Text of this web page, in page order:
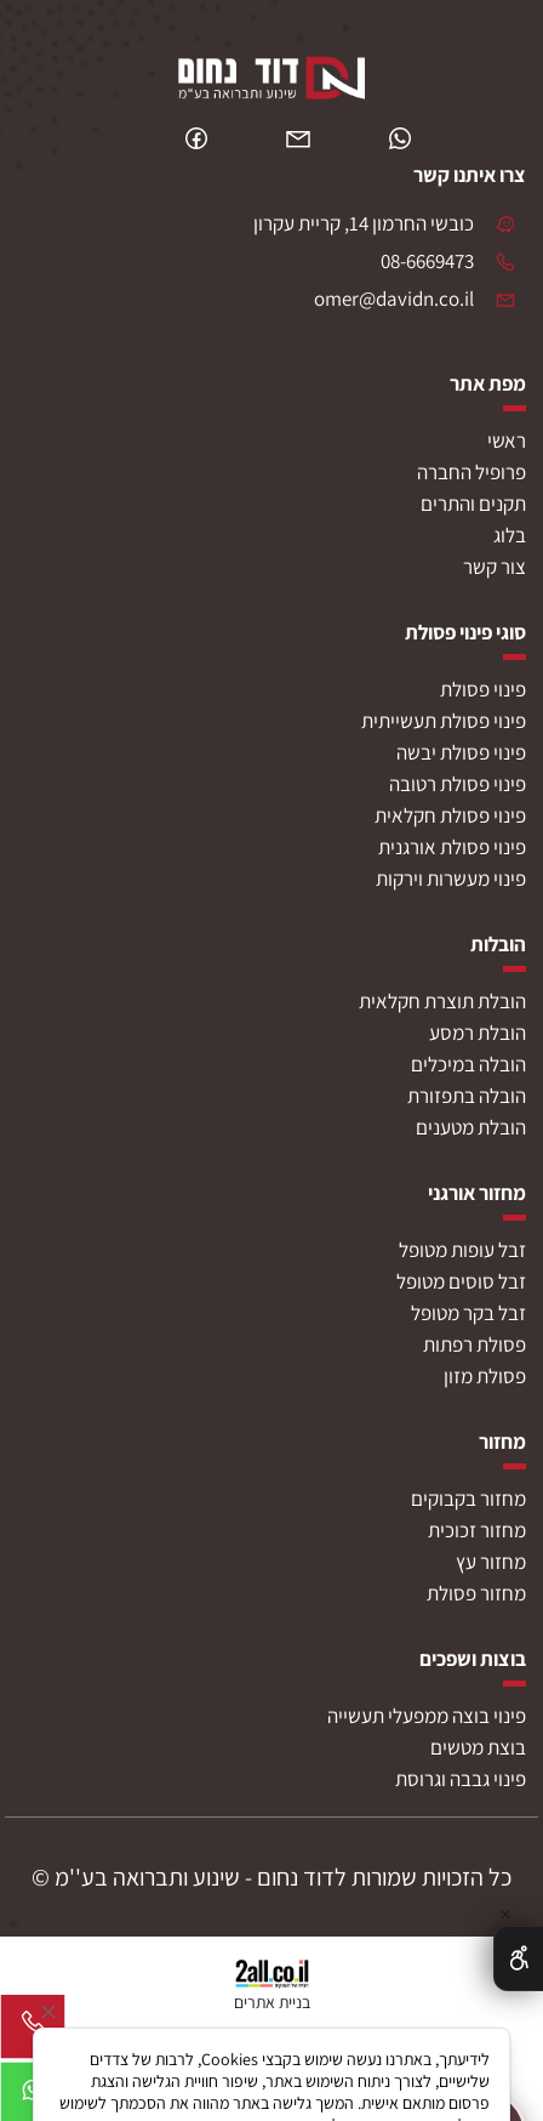
צרו איתנו קשר
כובשי החרמון 14, קריית עקרון
08-6669473
omer@davidn.co.il
מפת אתר
ראשי
פרופיל החברה
תקנים והתרים
בלוג
צור קשר
סוגי פינוי פסולת
פינוי פסולת
פינוי פסולת תעשייתית
פינוי פסולת יבשה
פינוי פסולת רטובה
פינוי פסולת חקלאית
פינוי פסולת אורגנית
פינוי מעשרות וירקות
הובלות
הובלת תוצרת חקלאית
הובלת רמסע
הובלה במיכלים
הובלה בתפזורת
הובלת מטענים
מחזור אורגני
זבל עופות מטופל
זבל סוסים מטופל
זבל בקר מטופל
פסולת רפתות
פסולת מזון
מחזור
מחזור בקבוקים
מחזור זכוכית
מחזור עץ
מחזור פסולת
בוצות ושפכים
פינוי בוצה ממפעלי תעשייה
בוצת מטשים
פינוי גבבה וגרוסת
כל הזכויות שמורות לדוד נחום - שינוע ותברואה בע''מ ©
בניית אתרים
✕
לידיעתך, באתרנו נעשה שימוש בקבצי Cookies, לרבות של צדדים
שלישיים, לצורך ניתוח השימוש באתר, שיפור חוויית הגלישה והצגת
פרסום מותאם אישית. המשך גלישה באתר מהווה את הסכמתך לשימוש